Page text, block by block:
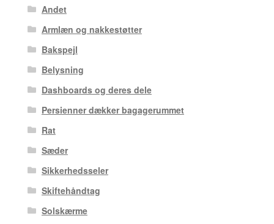
Andet
Armlæn og nakkestøtter
Bakspejl
Belysning
Dashboards og deres dele
Persienner dækker bagagerummet
Rat
Sæder
Sikkerhedsseler
Skiftehåndtag
Solskærme